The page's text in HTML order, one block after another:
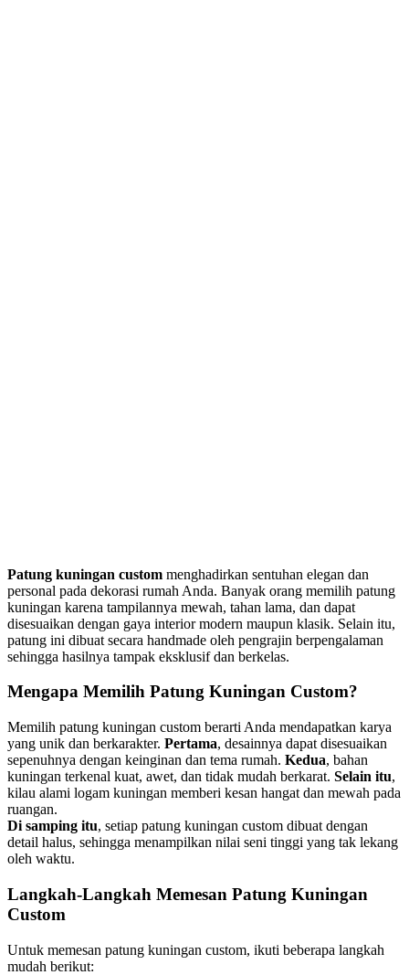
Patung kuningan custom menghadirkan sentuhan elegan dan
personal pada dekorasi rumah Anda. Banyak orang memilih patung
kuningan karena tampilannya mewah, tahan lama, dan dapat
disesuaikan dengan gaya interior modern maupun klasik. Selain itu,
patung ini dibuat secara handmade oleh pengrajin berpengalaman
sehingga hasilnya tampak eksklusif dan berkelas.
Mengapa Memilih Patung Kuningan Custom?
Memilih patung kuningan custom berarti Anda mendapatkan karya
yang unik dan berkarakter. Pertama, desainnya dapat disesuaikan
sepenuhnya dengan keinginan dan tema rumah. Kedua, bahan
kuningan terkenal kuat, awet, dan tidak mudah berkarat. Selain itu,
kilau alami logam kuningan memberi kesan hangat dan mewah pada
ruangan.
Di samping itu, setiap patung kuningan custom dibuat dengan
detail halus, sehingga menampilkan nilai seni tinggi yang tak lekang
oleh waktu.
Langkah-Langkah Memesan Patung Kuningan
Custom
Untuk memesan patung kuningan custom, ikuti beberapa langkah
mudah berikut: